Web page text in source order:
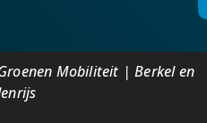
Mobiliteit | Berkel en